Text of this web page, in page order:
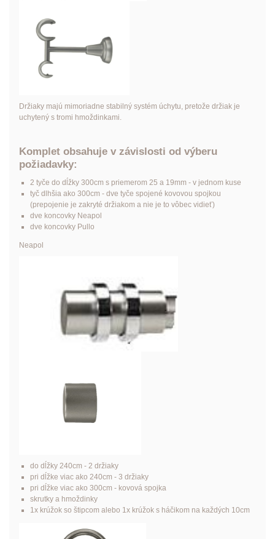
Držiaky majú mimoriadne stabilný systém úchytu, pretože držiak je
uchytený s tromi hmoždinkami.
Komplet obsahuje v závislosti od výberu
požiadavky:
2 tyče do dĺžky 300cm s priemerom 25 a 19mm - v jednom kuse
tyč dlhšia ako 300cm - dve tyče spojené kovovou spojkou
(prepojenie je zakryté držiakom a nie je to vôbec vidieť)
dve koncovky Neapol
dve koncovky Pullo
Neapol
do dĺžky 240cm - 2 držiaky
pri dĺžke viac ako 240cm - 3 držiaky
pri dĺžke viac ako 300cm - kovová spojka
skrutky a hmoždinky
1x krúžok so štipcom alebo 1x krúžok s háčikom na každých 10cm